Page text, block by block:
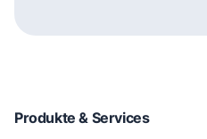
Produkte & Services